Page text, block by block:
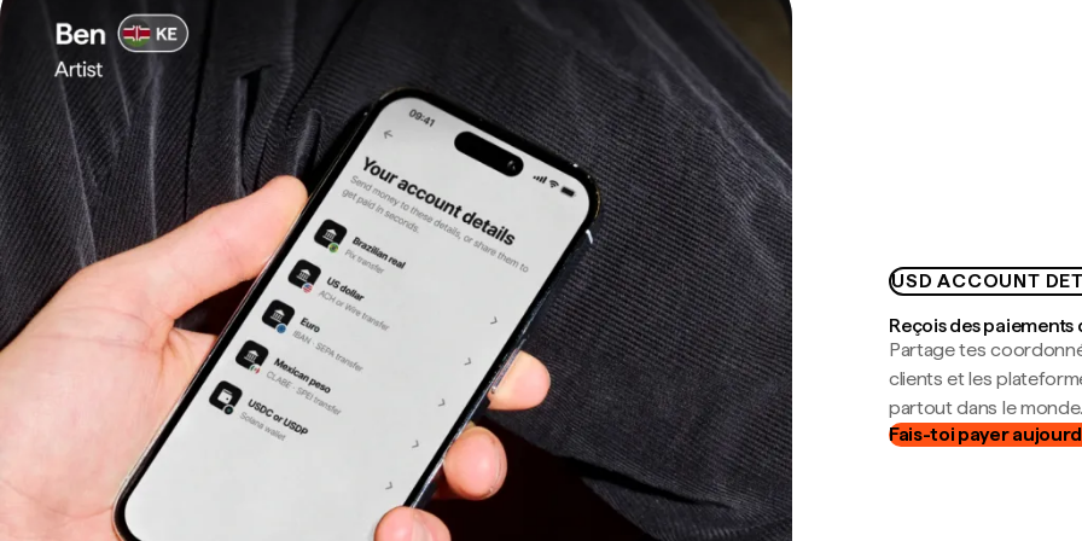
USD ACCOUNT
Reçois des
Partage tes
clients et les
partout dans le monde.
Fais-toi payer